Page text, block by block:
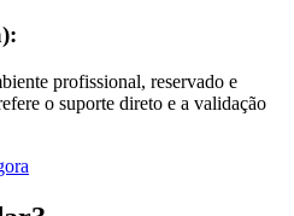
profissional, reservado e
o suporte direto e a validação